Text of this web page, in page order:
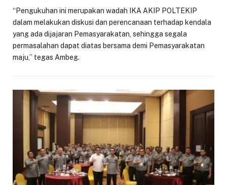
“Pengukuhan ini merupakan wadah IKA AKIP POLTEKIP
dalam melakukan diskusi dan perencanaan terhadap kendala
yang ada dijajaran Pemasyarakatan, sehingga segala
permasalahan dapat diatas bersama demi Pemasyarakatan
maju,” tegas Ambeg.